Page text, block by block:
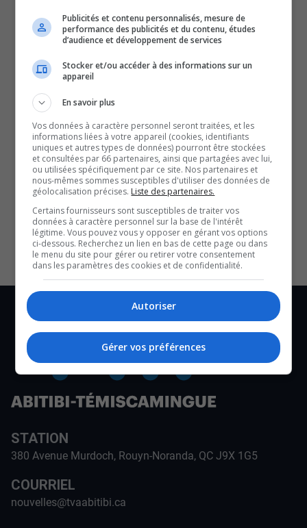
incontournables pour connaître tout de l’actualité
régionale. Avec un bulletin de 12 minutes sur l’heure du
pour faire un tour d’horizon complet de ce qui a marqué
QUESTION DU JOUR
Commentaires
SOUTENIR NOS MÉDIAS, C’EST PROTÉGER NOTRE
CULTURE ET NOTRE ÉCONOMIE
STATION
380 Avenue Murdoch, Rouyn-Noranda, QC J9X 1G5
COURRIEL
nouvelles@tvaabitibi.ca
Publicités et contenu personnalisés, mesure de
performance des publicités et du contenu, études
d’audience et développement de services
Stocker et/ou accéder à des informations sur un
appareil
En savoir plus
Vos données à caractère personnel seront traitées, et les
informations liées à votre appareil (cookies, identifiants
uniques et autres types de données) pourront être stockées
et consultées par 66 partenaires, ainsi que partagées avec lui,
ou utilisées spécifiquement par ce site. Nos partenaires et
nous-mêmes sommes susceptibles d'utiliser des données de
géolocalisation précises. Liste des partenaires.
Certains fournisseurs sont susceptibles de traiter vos
données à caractère personnel sur la base de l'intérêt
légitime. Vous pouvez vous y opposer en gérant vos options
ci-dessous. Recherchez un lien en bas de cette page ou dans
le menu du site pour gérer ou retirer votre consentement
dans les paramètres des cookies et de confidentialité.
Autoriser
Gérer vos préférences